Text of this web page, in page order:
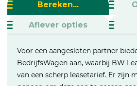
Bereken...
Aflever opties
Voor een aangesloten partner
BedrijfsWagen aan, waarbij BW
van een scherp leasetarief. Er zijn